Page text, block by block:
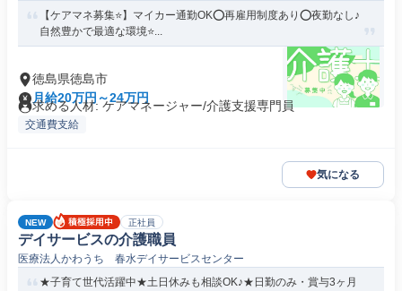
【ケアマネ募集⭐️】マイカー通勤OK⭕️再雇用制度あり⭕️夜勤なし♪
自然豊かで最適な環境⭐...
徳島県徳島市
月給20万円～24万円
求める人材: ケアマネージャー/介護支援専門員
交通費支給
気になる
NEW 正社員
デイサービスの介護職員
医療法人かわうち 春水デイサービスセンター
★子育て世代活躍中★土日休みも相談OK♪★日勤のみ・賞与3ヶ月